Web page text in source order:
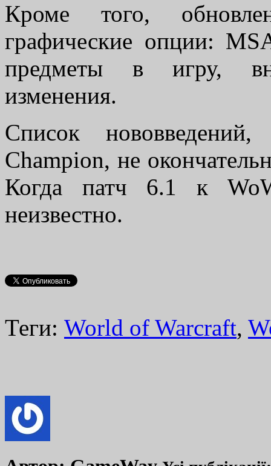
Кроме того,
графические опции:
предметы в игру,
изменения.
Список
Champion, не
Когда патч 6.1 к
неизвестно.
Теги: World of Warcraft,